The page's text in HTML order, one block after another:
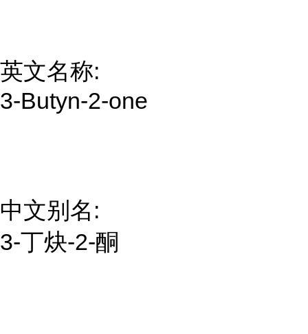
英文名称:
3-Butyn-2-one
中文别名:
3-丁炔-2-酮